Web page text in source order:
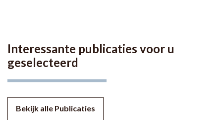
Interessante publicaties voor u
geselecteerd
Bekijk alle Publicaties